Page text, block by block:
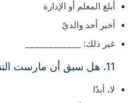
أبلغ المعلم أو الإدارة
أخبر أحد والديّ
غير ذلك: ____________
11. هل سبق أن مارست التنمر على طلاب آخرين؟
لا، أبدًا